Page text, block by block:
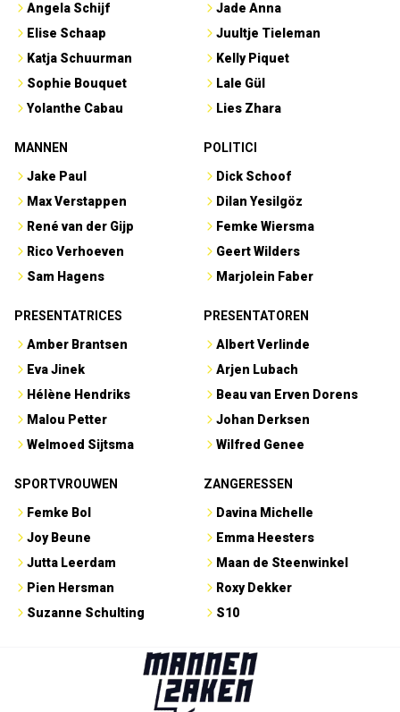
Angela Schijf
Elise Schaap
Katja Schuurman
Sophie Bouquet
Yolanthe Cabau
Jade Anna
Juultje Tieleman
Kelly Piquet
Lale Gül
Lies Zhara
MANNEN
Jake Paul
Max Verstappen
René van der Gijp
Rico Verhoeven
Sam Hagens
POLITICI
Dick Schoof
Dilan Yesilgöz
Femke Wiersma
Geert Wilders
Marjolein Faber
PRESENTATRICES
Amber Brantsen
Eva Jinek
Hélène Hendriks
Malou Petter
Welmoed Sijtsma
PRESENTATOREN
Albert Verlinde
Arjen Lubach
Beau van Erven Dorens
Johan Derksen
Wilfred Genee
SPORTVROUWEN
Femke Bol
Joy Beune
Jutta Leerdam
Pien Hersman
Suzanne Schulting
ZANGERESSEN
Davina Michelle
Emma Heesters
Maan de Steenwinkel
Roxy Dekker
S10